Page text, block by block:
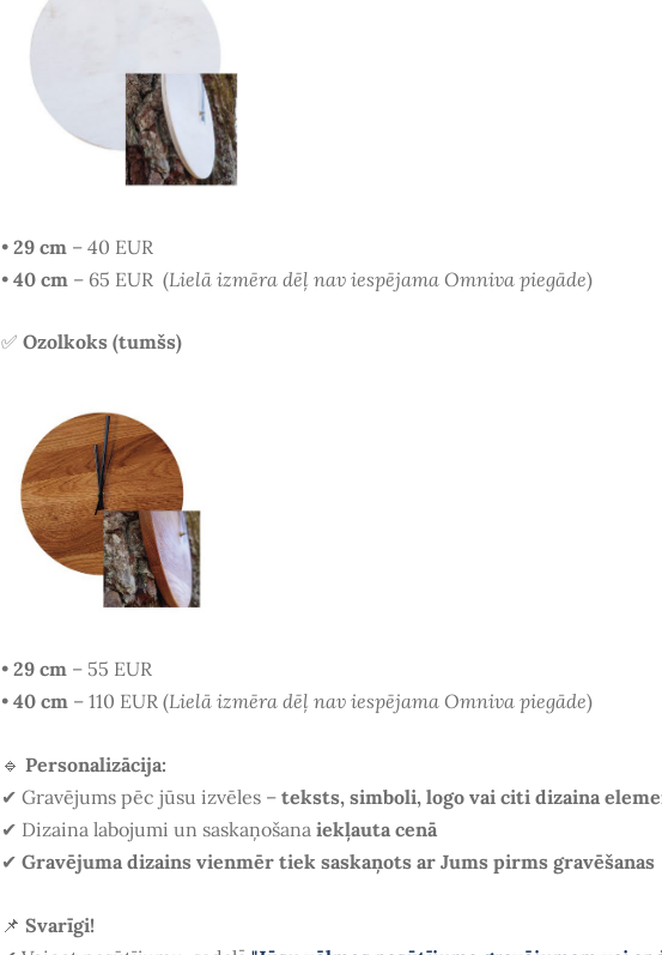
• 29 cm – 40 EUR
• 40 cm – 65 EUR (Lielā izmēra dēļ nav iespējama Omniva piegāde)
✅ Ozolkoks (tumšs)
• 29 cm– 55 EUR
• 40 cm– 110 EUR (Lielā izmēra dēļ nav iespējama Omniva piegāde)
🔹 Personalizācija:
✔ Gravējums pēc jūsu izvēles – teksts, simboli, logo vai citi dizaina
✔ Dizaina labojumi un saskaņošana iekļauta cenā
✔ Gravējuma dizains vienmēr tiek saskaņots ar Jums pirms gravēšanas
📌 Svarīgi!